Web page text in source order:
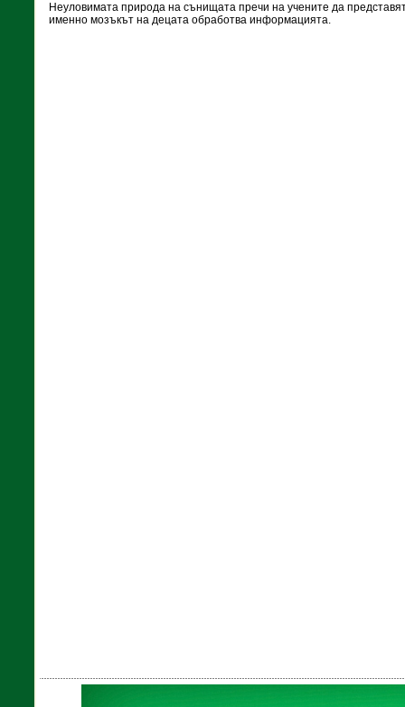
Неуловимата природа на сънищата пречи на учените да
именно мозъкът на децата обработва информацията.